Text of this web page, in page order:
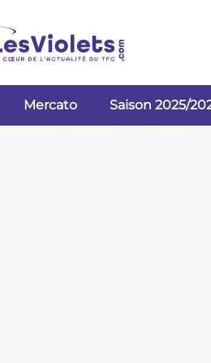
Mercato Saison 2025/